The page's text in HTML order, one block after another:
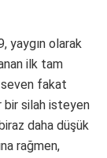
yaygın olarak
ilk tam
seven fakat
bir silah isteyen
daha düşük
rağmen,